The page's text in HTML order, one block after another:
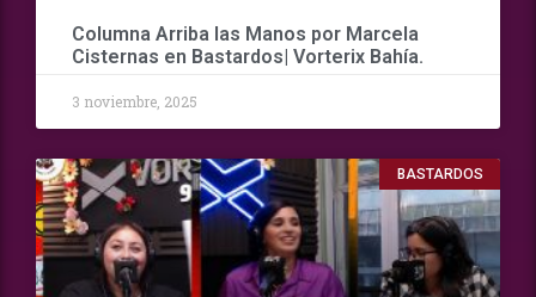
Columna Arriba las Manos por Marcela
Cisternas en Bastardos| Vorterix Bahía.
3 noviembre, 2025
BASTARDOS